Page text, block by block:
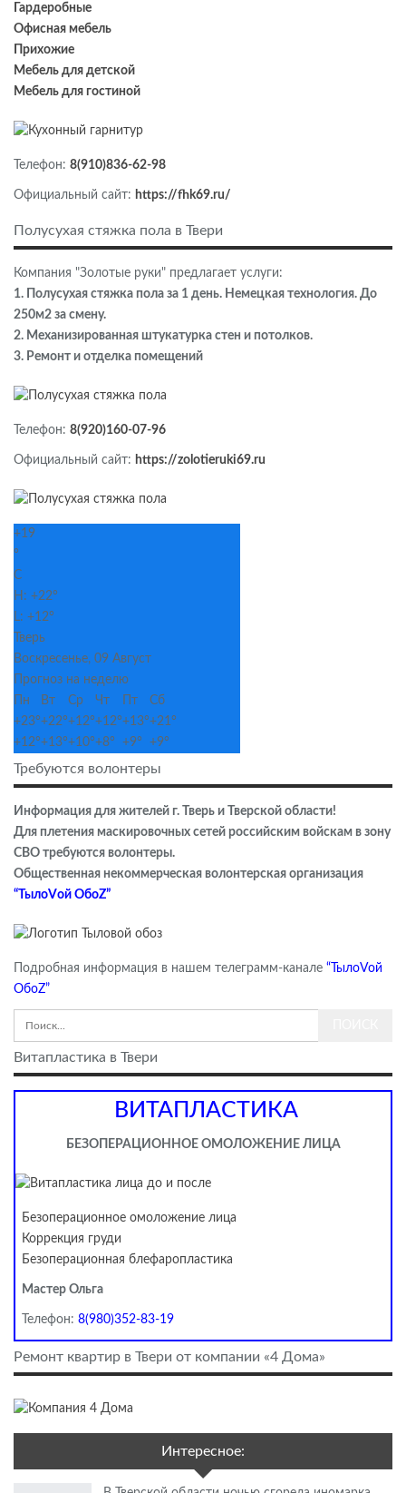
Гардеробные
Офисная мебель
Прихожие
Мебель для детской
Мебель для гостиной
Телефон: 8(910)836-62-98
Официальный сайт: https://fhk69.ru/
Полусухая стяжка пола в Твери
Компания "Золотые руки" предлагает услуги:
1. Полусухая стяжка пола за 1 день. Немецкая технология. До
250м2 за смену.
2. Механизированная штукатурка стен и потолков.
3. Ремонт и отделка помещений
Телефон: 8(920)160-07-96
Официальный сайт: https://zolotieruki69.ru
+19
°
C
H: +22°
L: +12°
Тверь
Воскресенье, 09 Август
Прогноз на неделю
Пн
Вт Ср Чт Пт
Сб
+23°+22°+12°+12°+13°+21°
+12°+13°+10°+8° +9° +9°
Требуются волонтеры
Информация для жителей г. Тверь и Тверской области!
Для плетения маскировочных сетей российским войскам в зону
СВО требуются волонтеры.
Общественная некоммерческая волонтерская организация
“ТылоVой ОбоZ”
Подробная информация в нашем телеграмм-канале “ТылоVой
ОбоZ”
Витапластика в Твери
ВИТАПЛАСТИКА
БЕЗОПЕРАЦИОННОЕ ОМОЛОЖЕНИЕ ЛИЦА
Безоперационное омоложение лица
Коррекция груди
Безоперационная блефаропластика
Мастер Ольга
Телефон: 8(980)352-83-19
Ремонт квартир в Твери от компании «4 Дома»
Интересное: